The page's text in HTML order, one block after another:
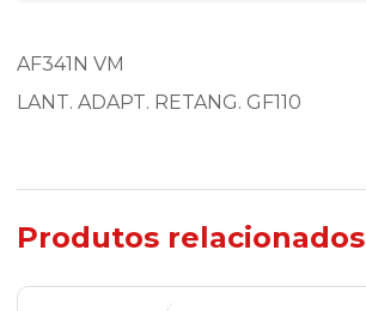
AF341N VM
LANT. ADAPT. RETANG. GF110
Produtos relacionados